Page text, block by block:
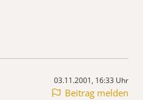
03.11.2001, 16:33 Uhr
Beitrag melden